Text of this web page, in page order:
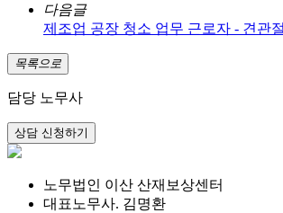
다음글
제조업 공장 청소 업무 근로자 - 견관
목록으로
담당 노무사
노무법인 이산 산재보상센터
대표노무사. 김명환